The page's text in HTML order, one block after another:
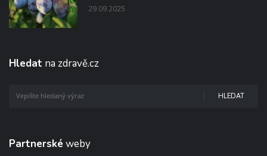
29.09.2025
Hledat na zdravě.cz
HLEDAT
Partnerské weby